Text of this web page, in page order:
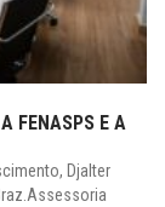
FENASPS E A
Djalter